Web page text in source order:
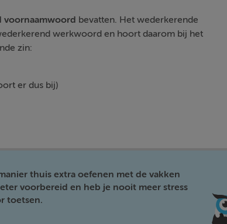
bevatten. Het wederkerende
werkwoord en hoort daarom bij het
zin:
er dus bij)
thuis extra oefenen met de vakken
voorbereid en heb je nooit meer stress
toetsen.